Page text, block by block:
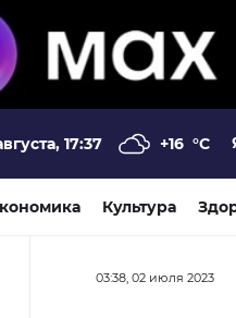
17:37 +16 °C
Культура
03:38, 02 июля 2023